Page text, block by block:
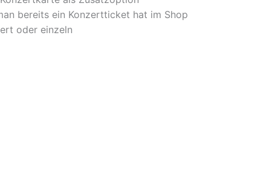
bereits ein Konzertticket hat im Shop
oder einzeln